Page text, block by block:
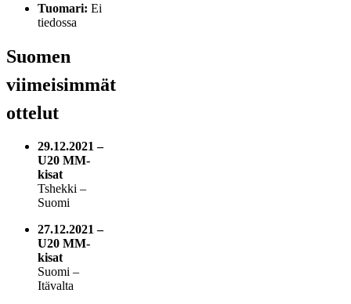
Tuomari: Ei
tiedossa
Suomen
viimeisimmät
ottelut
29.12.2021 –
U20 MM-
kisat
Tshekki –
Suomi
27.12.2021 –
U20 MM-
kisat
Suomi –
Itävalta